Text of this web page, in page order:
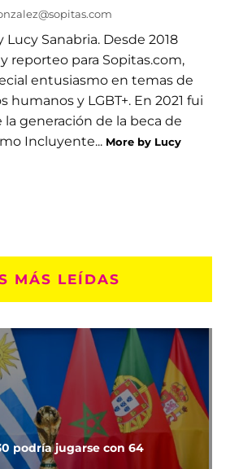
Lucy Sanabria. Desde 2018
reporteo para Sopitas.com,
entusiasmo en temas de
humanos y LGBT+. En 2021 fui
la generación de la beca de
Incluyente... More by Lucy
MÁS LEÍDAS
podría jugarse con 64